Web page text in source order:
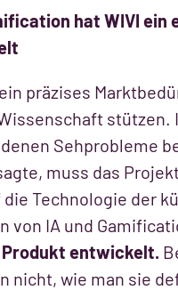
hat WIVI
präzises
stützen.
Sehprobleme
muss das
Technologie der
von IA und
entwickelt.
nicht, wie man sie